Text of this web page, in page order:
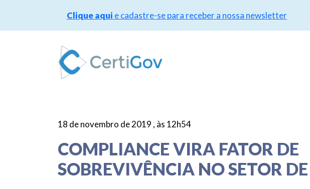
Clique aqui e cadastre-se para receber a nossa newsletter
18 de novembro de 2019 , às 12h54
COMPLIANCE VIRA FATOR DE
SOBREVIVÊNCIA NO SETOR